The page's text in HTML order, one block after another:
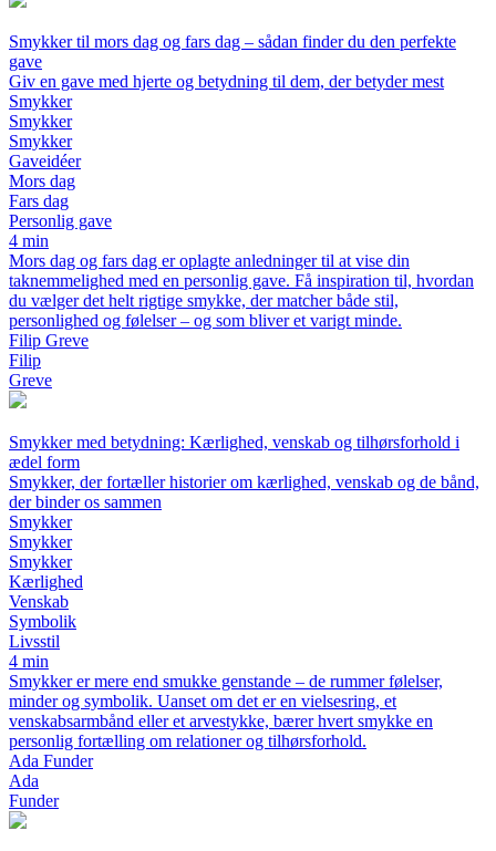
Smykker til mors dag og fars dag – sådan finder du den perfekte
gave
Giv en gave med hjerte og betydning til dem, der betyder mest
Smykker
Smykker
Smykker
Gaveidéer
Mors dag
Fars dag
Personlig gave
4 min
Mors dag og fars dag er oplagte anledninger til at vise din
taknemmelighed med en personlig gave. Få inspiration til, hvordan
du vælger det helt rigtige smykke, der matcher både stil,
personlighed og følelser – og som bliver et varigt minde.
Filip Greve
Filip
Greve
Smykker med betydning: Kærlighed, venskab og tilhørsforhold i
ædel form
Smykker, der fortæller historier om kærlighed, venskab og de bånd,
der binder os sammen
Smykker
Smykker
Smykker
Kærlighed
Venskab
Symbolik
Livsstil
4 min
Smykker er mere end smukke genstande – de rummer følelser,
minder og symbolik. Uanset om det er en vielsesring, et
venskabsarmbånd eller et arvestykke, bærer hvert smykke en
personlig fortælling om relationer og tilhørsforhold.
Ada Funder
Ada
Funder